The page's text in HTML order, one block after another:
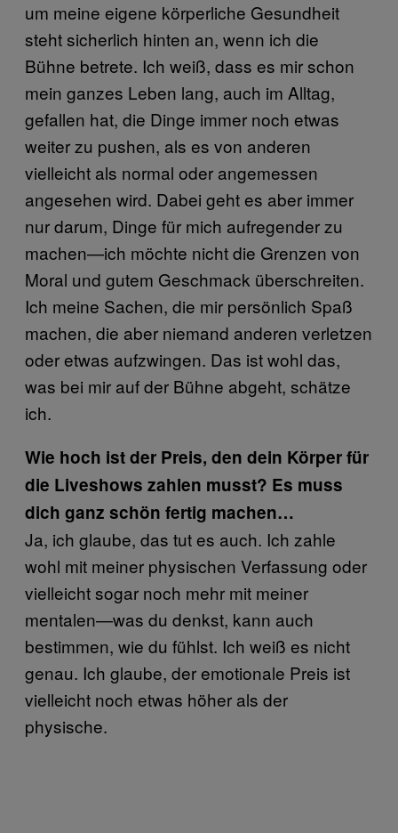
um meine eigene körperliche Gesundheit
steht sicherlich hinten an, wenn ich die
Bühne betrete. Ich weiß, dass es mir schon
mein ganzes Leben lang, auch im Alltag,
gefallen hat, die Dinge immer noch etwas
weiter zu pushen, als es von anderen
vielleicht als normal oder angemessen
angesehen wird. Dabei geht es aber immer
nur darum, Dinge für mich aufregender zu
machen—ich möchte nicht die Grenzen von
Moral und gutem Geschmack überschreiten.
Ich meine Sachen, die mir persönlich Spaß
machen, die aber niemand anderen verletzen
oder etwas aufzwingen. Das ist wohl das,
was bei mir auf der Bühne abgeht, schätze
ich.
Wie hoch ist der Preis, den dein Körper für
die Liveshows zahlen musst? Es muss
dich ganz schön fertig machen…
Ja, ich glaube, das tut es auch. Ich zahle
wohl mit meiner physischen Verfassung oder
vielleicht sogar noch mehr mit meiner
mentalen—was du denkst, kann auch
bestimmen, wie du fühlst. Ich weiß es nicht
genau. Ich glaube, der emotionale Preis ist
vielleicht noch etwas höher als der
physische.